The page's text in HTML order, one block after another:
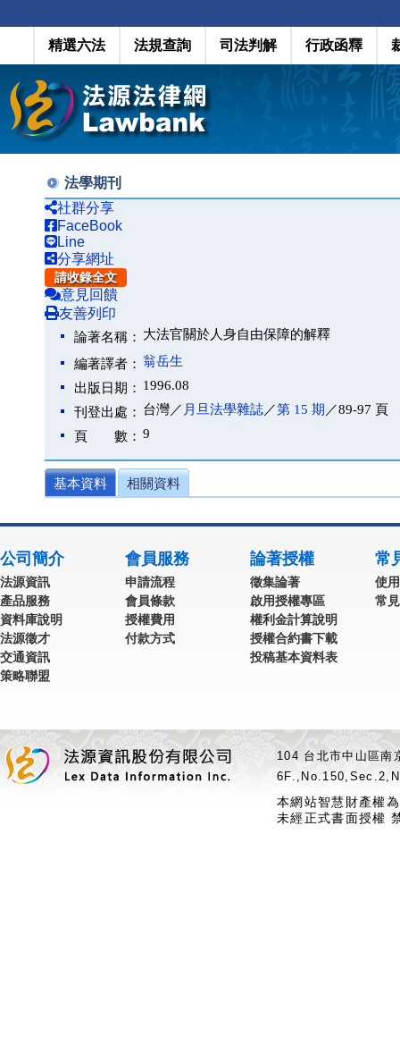
精選六法 法規查詢 司法判解 行政函釋
法學期刊
社群分享
FaceBook
Line
分享網址
請收錄全文
意見回饋
友善列印
論著名稱： 大法官關於人身自由保障的解釋
編著譯者： 翁岳生
出版日期： 1996.08
刊登出處： 台灣／ 月旦法學雜誌／第 15 期 ／89-97 頁
頁 數： 9
基本資料 相關資料
公司簡介
法源資訊
產品服務
資料庫說明
法源徵才
交通資訊
策略聯盟
會員服務
申請流程
會員條款
授權費用
付款方式
論著授權
徵集論著
啟用授權專區
權利金計算說明
授權合約書下載
投稿基本資料表
常
使
常
104 台北市中山區
本網站智慧財產權
未經正式書面授權